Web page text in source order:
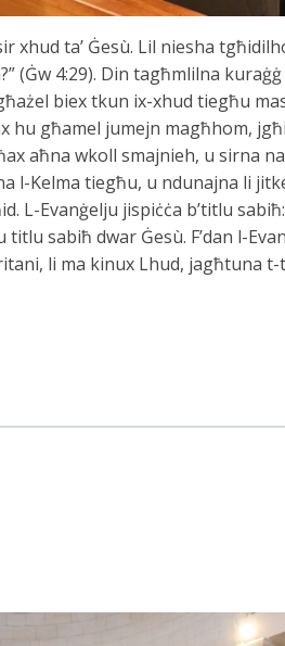
xhud ta’ Ġesù. Lil niesha
(Ġw 4:29). Din tagħmlilna
biex tkun ix-xhud tiegħu
hu għamel jumejn magħhom,
aħna wkoll smajnieh, u sirna
l-Kelma tiegħu, u ndunajna li
L-Evanġelju jispiċċa b’titlu
titlu sabiħ dwar Ġesù. F’dan l-
li ma kinux Lhud, jagħtuna